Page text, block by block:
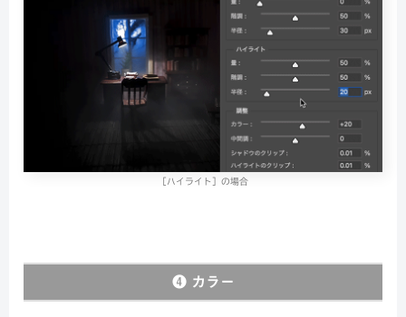
［ハイライト］の場合
❹ カラー